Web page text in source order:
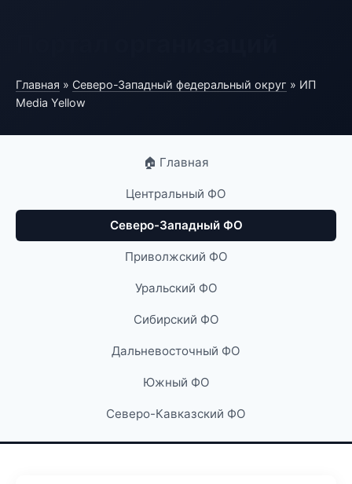
Главная » Северо-Западный федеральный округ » ИП
Media Yellow
🏠 Главная
Центральный ФО
Северо-Западный ФО
Приволжский ФО
Уральский ФО
Сибирский ФО
Дальневосточный ФО
Южный ФО
Северо-Кавказский ФО